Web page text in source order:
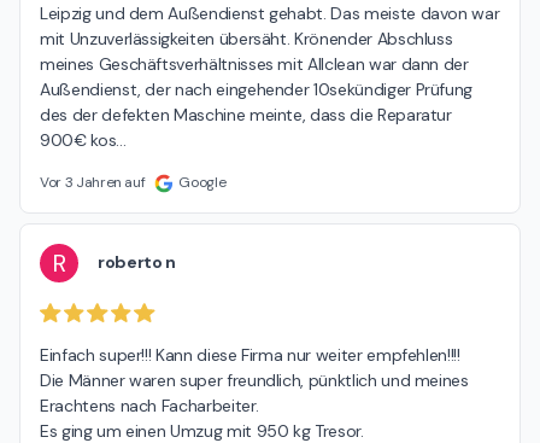
Leipzig und dem Außendienst gehabt. Das meiste davon war
mit Unzuverlässigkeiten übersäht. Krönender Abschluss
meines Geschäftsverhältnisses mit Allclean war dann der
Außendienst, der nach eingehender 10sekündiger Prüfung
des der defekten Maschine meinte, dass die Reparatur
900€ kos…
Vor 3 Jahren auf Google
R roberto n
Einfach super!!! Kann diese Firma nur weiter empfehlen!!!!
Die Männer waren super freundlich, pünktlich und meines
Erachtens nach Facharbeiter.
Es ging um einen Umzug mit 950 kg Tresor.